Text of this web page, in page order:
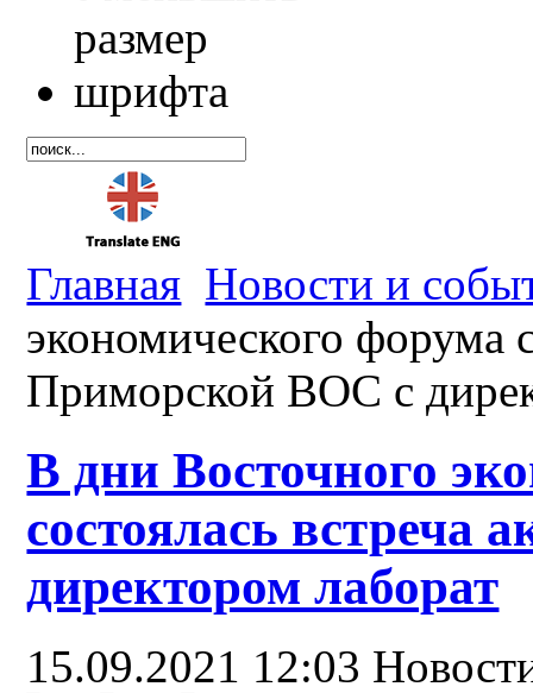
Главная Новости и
экономического форума
Приморской ВОС с
В дни Восточного
состоялась встреча
директором лаборат
15.09.2021 12:03